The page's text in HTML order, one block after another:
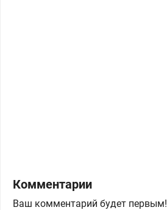
Комментарии
Ваш комментарий будет первым!